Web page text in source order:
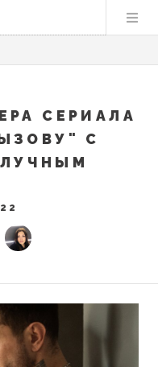
СЕРИАЛА
С